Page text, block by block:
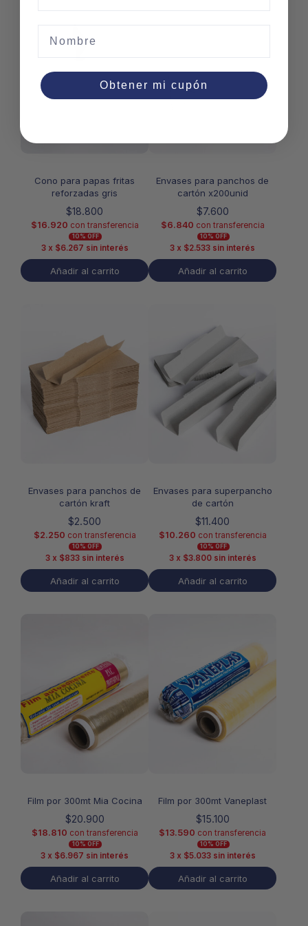
Cono para papas fritas
reforzadas gris
$18.800
$16.920 con transferencia
10% OFF
3 x $6.267 sin interés
Añadir al carrito
Envases para panchos de
cartón x200unid
$7.600
$6.840 con transferencia
10% OFF
3 x $2.533 sin interés
Añadir al carrito
Envases para panchos de
cartón kraft
$2.500
$2.250 con transferencia
10% OFF
3 x $833 sin interés
Añadir al carrito
Envases para superpancho
de cartón
$11.400
$10.260 con transferencia
10% OFF
3 x $3.800 sin interés
Añadir al carrito
Film por 300mt Mia Cocina
$20.900
$18.810 con transferencia
10% OFF
3 x $6.967 sin interés
Añadir al carrito
Film por 300mt Vaneplast
$15.100
$13.590 con transferencia
10% OFF
3 x $5.033 sin interés
Añadir al carrito
Obtener mi cupón